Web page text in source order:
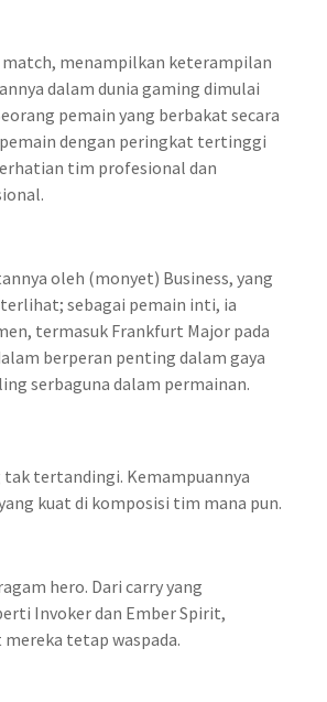
menampilkan keterampilan
dalam dunia gaming dimulai
pemain yang berbakat secara
dengan peringkat tertinggi
tim profesional dan
oleh (monyet) Business, yang
sebagai pemain inti, ia
termasuk Frankfurt Major pada
berperan penting dalam gaya
serbaguna dalam permainan.
tak tertandingi. Kemampuannya
kuat di komposisi tim mana pun.
hero. Dari carry yang
Invoker dan Ember Spirit,
tetap waspada.